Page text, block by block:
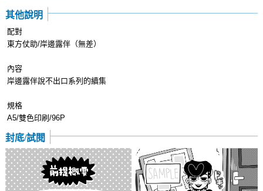
其他說明
配對
東方仗助/岸邊露伴（無差）
內容
岸邊露伴說不出口系列的續集
規格
A5/雙色印刷/96P
封底/試閱